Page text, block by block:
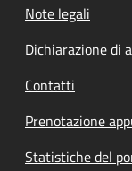
Note legali
Dichiarazione di
Contatti
Prenotazione
Statistiche del